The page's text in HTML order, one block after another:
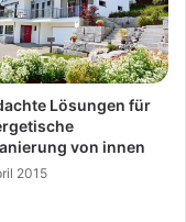
Lösungen für
von innen
2015